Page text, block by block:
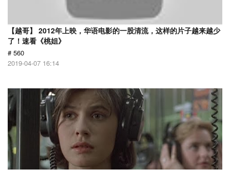
【越哥】 2012年上映，华语电影的一股清流，这样的片子越来越少
了！速看《桃姐》
# 560
2019-04-07 16:14